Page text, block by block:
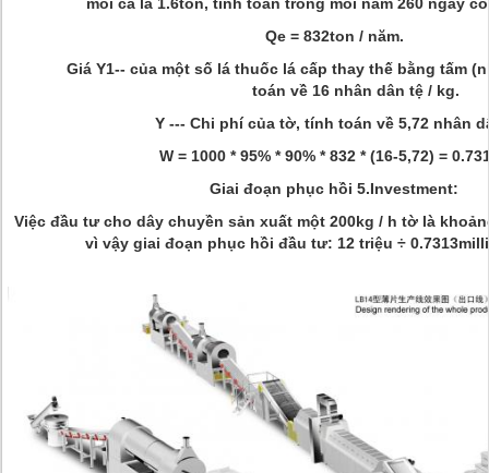
mỗi ca là 1.6ton, tính toán trong mỗi năm 260 ngày
Qe = 832ton / năm.
Giá Y1-- của một số lá thuốc lá cấp thay thế bằng tấm
toán về 16 nhân dân tệ / kg.
Y --- Chi phí của tờ, tính toán về 5,72 nhân
W = 1000 * 95% * 90% * 832 * (16-5,72) =
Giai đoạn phục hồi 5.Investment:
Việc đầu tư cho dây chuyền sản xuất một 200kg / h tờ là
vì vậy giai đoạn phục hồi đầu tư: 12 triệu ÷